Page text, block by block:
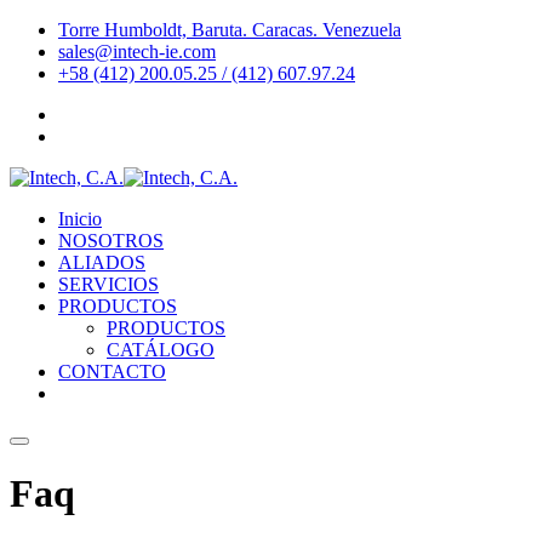
Skip
content
Torre Humboldt, Baruta. Caracas. Venezuela
sales@intech-ie.com
+58 (412) 200.05.25 / (412) 607.97.24
Inicio
NOSOTROS
ALIADOS
SERVICIOS
PRODUCTOS
PRODUCTOS
CATÁLOGO
CONTACTO
Faq